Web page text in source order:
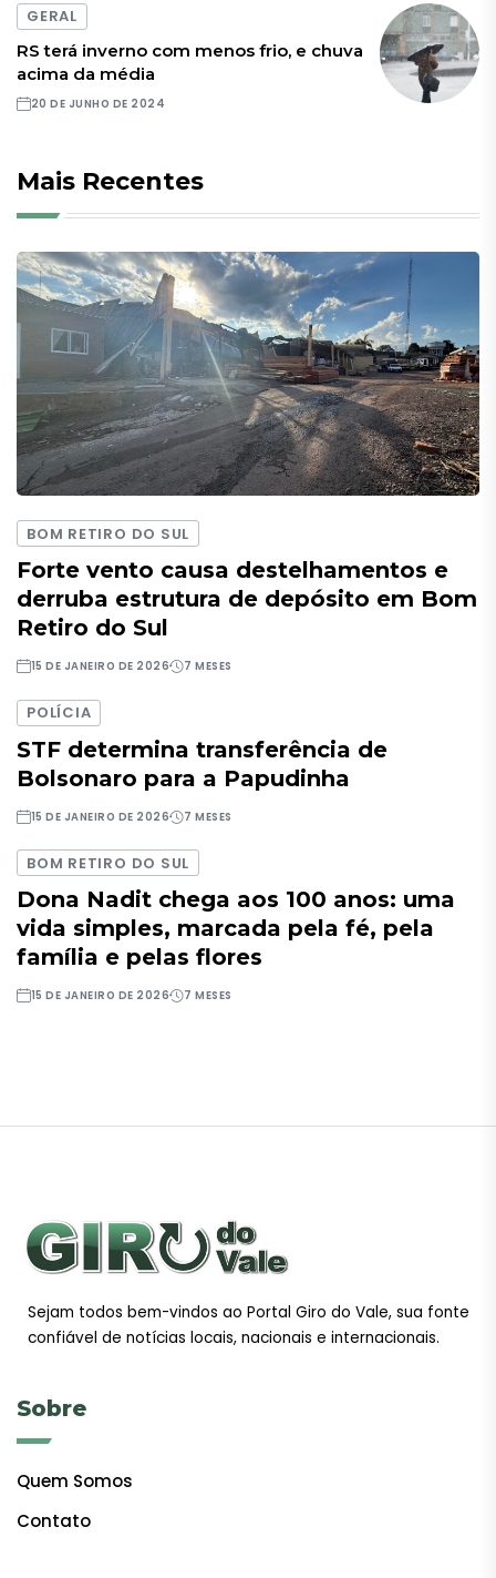
GERAL
RS terá inverno com menos frio, e chuva
acima da média
20 DE JUNHO DE 2024
Mais Recentes
BOM RETIRO DO SUL
Forte vento causa destelhamentos e
derruba estrutura de depósito em Bom
Retiro do Sul
15 DE JANEIRO DE 2026 7 MESES
POLÍCIA
STF determina transferência de
Bolsonaro para a Papudinha
15 DE JANEIRO DE 2026 7 MESES
BOM RETIRO DO SUL
Dona Nadit chega aos 100 anos: uma
vida simples, marcada pela fé, pela
família e pelas flores
15 DE JANEIRO DE 2026 7 MESES
Sejam todos bem-vindos ao Portal Giro do Vale, sua fonte
confiável de notícias locais, nacionais e internacionais.
Sobre
Quem Somos
Contato